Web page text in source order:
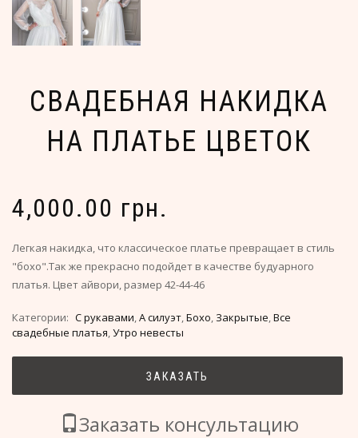
СВАДЕБНАЯ НАКИДКА
НА ПЛАТЬЕ ЦВЕТОК
4,000.00 грн.
Легкая накидка, что классическое платье превращает в стиль
"бохо".Так же прекрасно подойдет в качестве будуарного
платья. Цвет айвори, размер 42-44-46
Категории: С рукавами,А силуэт,Бохо, Закрытые,Все
свадебные платья,Утро невесты
ЗАКАЗАТЬ
Заказать консультацию